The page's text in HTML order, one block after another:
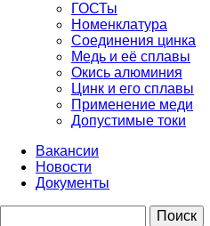
ГОСТы
Номенклатура
Соединения цинка
Медь и её сплавы
Окись алюминия
Цинк и его сплавы
Применение меди
Допустимые токи
Вакансии
Новости
Документы